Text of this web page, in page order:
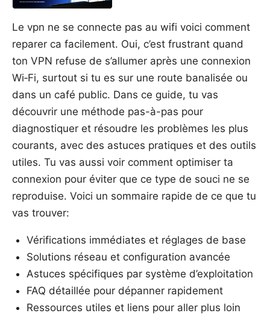
Le vpn ne se connecte pas au wifi voici comment
reparer ca facilement. Oui, c’est frustrant quand
ton VPN refuse de s’allumer après une connexion
Wi‑Fi, surtout si tu es sur une route banalisée ou
dans un café public. Dans ce guide, tu vas
découvrir une méthode pas-à-pas pour
diagnostiquer et résoudre les problèmes les plus
courants, avec des astuces pratiques et des outils
utiles. Tu vas aussi voir comment optimiser ta
connexion pour éviter que ce type de souci ne se
reproduise. Voici un sommaire rapide de ce que tu
vas trouver:
Vérifications immédiates et réglages de base
Solutions réseau et configuration avancée
Astuces spécifiques par système d’exploitation
FAQ détaillée pour dépanner rapidement
Ressources utiles et liens pour aller plus loin